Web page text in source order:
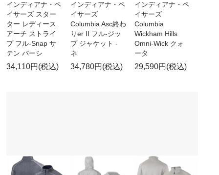
インディアナ・ペ
イサーズ スター
ター レディース
アーチ ストライ
プ フル-Snap サ
テン バーシ
34,110円(税込)
インディアナ・ペ
イサーズ
Columbia Asc終わ
りer II フル-ジッ
プ ジャケット -
ネ
34,780円(税込)
インディアナ・ペ
イサーズ
Columbia
Wickham Hills
Omni-Wick クォ
ータ
29,590円(税込)